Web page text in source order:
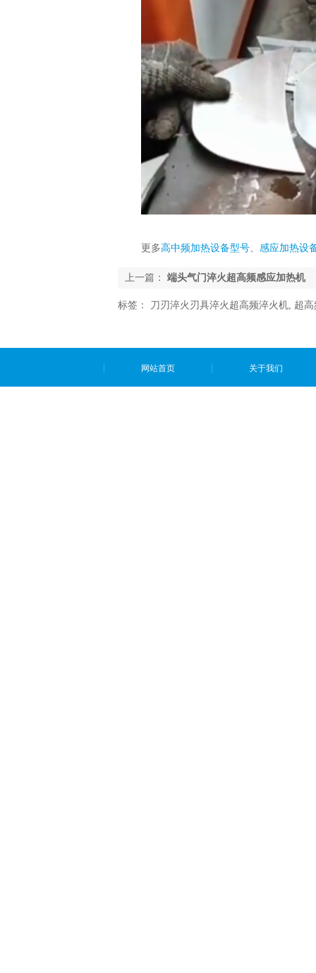
更多高中频加热设备型号、 感应加热设
上一篇： 端头气门淬火超高频感应加热机
标签： 刀刃淬火刃具淬火超高频淬火机, 超
网站首页 关于我们